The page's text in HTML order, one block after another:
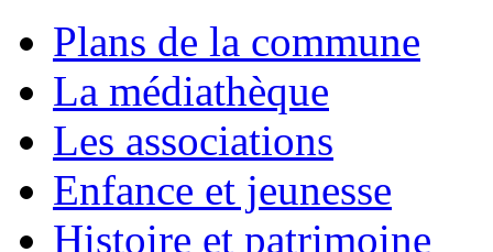
Plans de la commune
La médiathèque
Les associations
Enfance et jeunesse
Histoire et patrimoine